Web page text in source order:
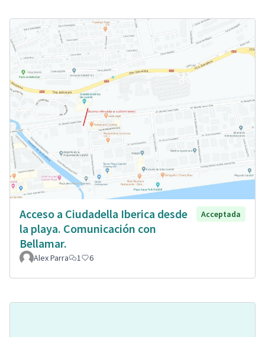
Acceso a Ciudadella Iberica desde
la playa. Comunicación con
Bellamar.
Acceptada
Alex Parra 1 6